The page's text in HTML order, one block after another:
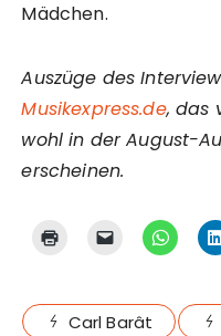
Mädchen.
Auszüge des
Musikexpress.de, das
wohl in der August-
erscheinen.
Carl Barât